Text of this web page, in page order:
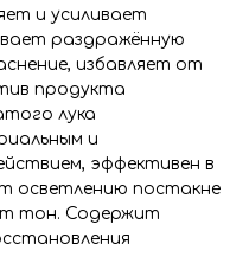
и усиливает
раздражённую
избавляет от
продукта
лука
и
эффективен в
осветлению постакне
тон. Содержит